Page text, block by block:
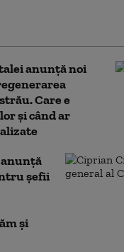
anunță noi
Care e
și când ar
șefii
și